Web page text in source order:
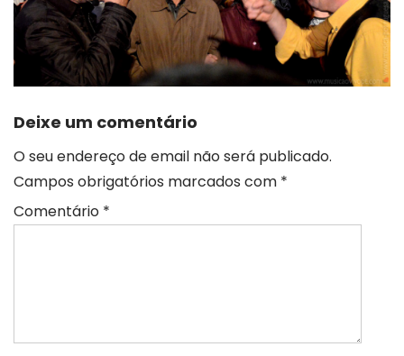
Deixe um comentário
O seu endereço de email não será publicado.
Campos obrigatórios marcados com *
Comentário *